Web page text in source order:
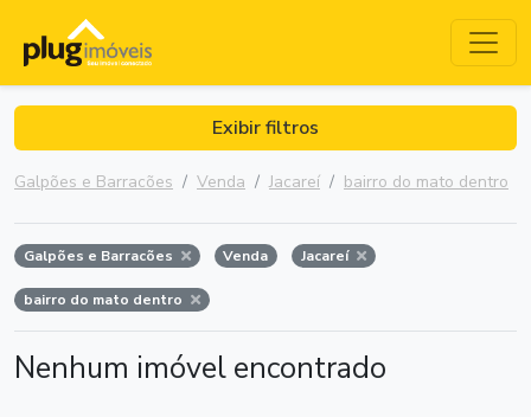
Exibir filtros
Galpões e Barracões Venda Jacareí bairro do mato dentro
Galpões e Barracões Venda Jacareí
bairro do mato dentro
Nenhum imóvel encontrado